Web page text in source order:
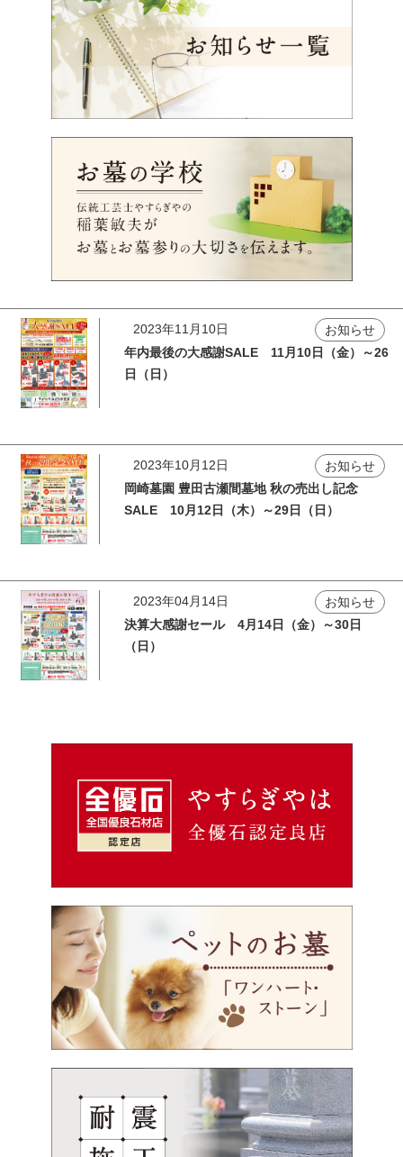
2023年11月10日
お知らせ
年内最後の大感謝SALE 11月10日（金）～26
日（日）
2023年10月12日
お知らせ
岡崎墓園 豊田古瀬間墓地 秋の売出し記念
SALE 10月12日（木）～29日（日）
2023年04月14日
お知らせ
決算大感謝セール 4月14日（金）～30日
（日）